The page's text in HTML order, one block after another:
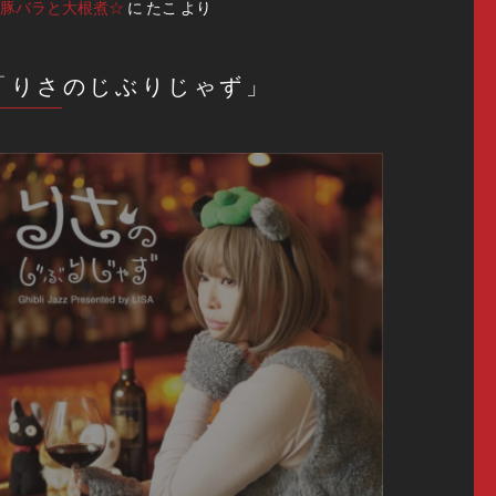
バラと大根煮☆ に たこ より
りさのじぶりじゃず」